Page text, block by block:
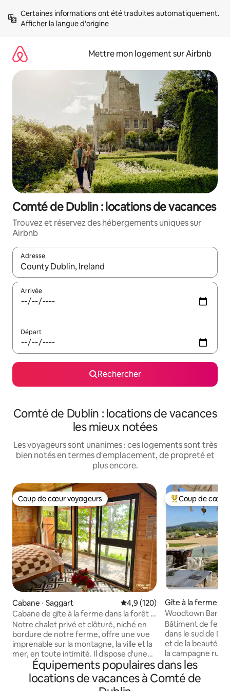
directement
Afficher la langue d'origine
Mettre mon logement sur Airbnb
Comté de Dublin : locations de vacances
Trouvez et réservez des hébergements uniques sur
Airbnb
Adresse
Lorsque les résultats s'affichent, utilisez les flèches vers le
Arrivée
Départ
Rechercher
Comté de Dublin : locations de vacances
les mieux notées
Les voyageurs sont unanimes : ces logements sont très
bien notés en termes d'emplacement, de propreté et
plus encore.
Coup de cœur voyageurs
Coup de cœur voyageurs
Cabane ⋅ Saggart Évaluation moyenne sur la
4,9 (120)
Cabane de gîte à la ferme dans la forêt –
Animaux et nature
Notre chalet privé et clôturé, niché en
bordure de notre ferme, offre une vue
imprenable sur la montagne, la ville et la
mer, en toute intimité. Il dispose d'une
douche chaude, d'une machine à café,
d'eau filtrée, d'une bouilloire, d'un
chauffage au gaz, d'une couverture
Coups de cœur
Coup de cœur
Gîte à la ferme ⋅
Woodtown Barn
Farm, SuiteS
Bâtiment de
dans le sud de
et de la beauté
la campagne
commodité des
urbains et des
ville. À 20
Équipements populaires dans les
locations de vacances à Comté de